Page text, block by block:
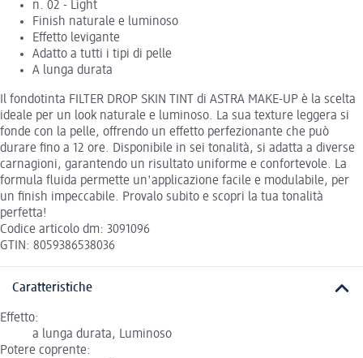
n. 02 - Light
Finish naturale e luminoso
Effetto levigante
Adatto a tutti i tipi di pelle
A lunga durata
Il fondotinta FILTER DROP SKIN TINT di ASTRA MAKE-UP è la scelta
ideale per un look naturale e luminoso. La sua texture leggera si
fonde con la pelle, offrendo un effetto perfezionante che può
durare fino a 12 ore. Disponibile in sei tonalità, si adatta a diverse
carnagioni, garantendo un risultato uniforme e confortevole. La
formula fluida permette un'applicazione facile e modulabile, per
un finish impeccabile. Provalo subito e scopri la tua tonalità
perfetta!
Codice articolo dm: 3091096
GTIN: 8059386538036
Caratteristiche
Effetto:
a lunga durata, Luminoso
Potere coprente: